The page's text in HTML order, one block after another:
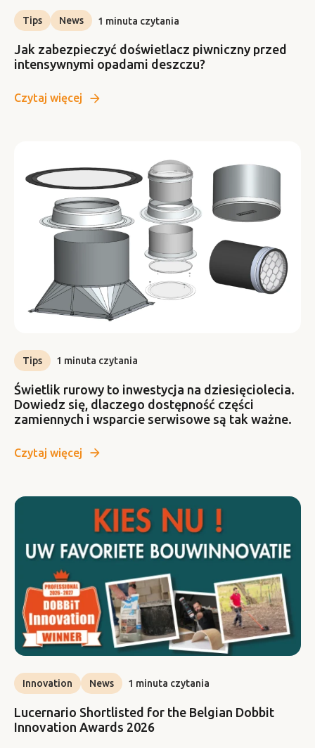
Tips News 1 minuta czytania
Jak zabezpieczyć doświetlacz piwniczny przed
intensywnymi opadami deszczu?
Czytaj więcej
Tips 1 minuta czytania
Świetlik rurowy to inwestycja na dziesięciolecia.
Dowiedz się, dlaczego dostępność części
zamiennych i wsparcie serwisowe są tak ważne.
Czytaj więcej
Innovation News 1 minuta czytania
Lucernario Shortlisted for the Belgian Dobbit
Innovation Awards 2026